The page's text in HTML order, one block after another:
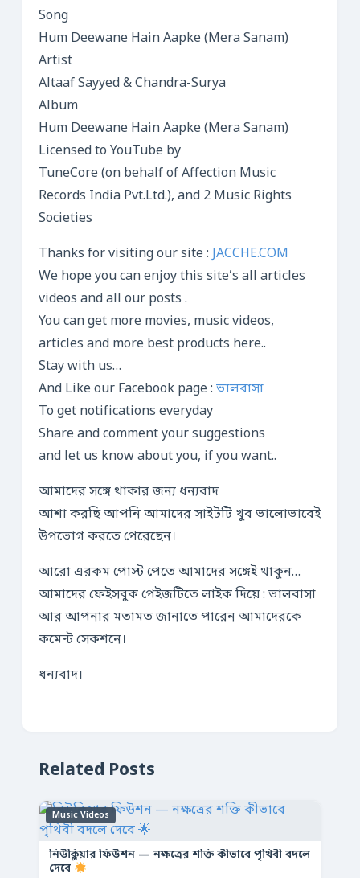
Song
Hum Deewane Hain Aapke (Mera Sanam)
Artist
Altaaf Sayyed & Chandra-Surya
Album
Hum Deewane Hain Aapke (Mera Sanam)
Licensed to YouTube by
TuneCore (on behalf of Affection Music
Records India Pvt.Ltd.), and 2 Music Rights
Societies
Thanks for visiting our site : JACCHE.COM
We hope you can enjoy this site’s all articles
videos and all our posts .
You can get more movies, music videos,
articles and more best products here..
Stay with us…
And Like our Facebook page : ভালবাসা
To get notifications everyday
Share and comment your suggestions
and let us know about you, if you want..
আমাদের সঙ্গে থাকার জন্য ধন্যবাদ
আশা করছি আপনি আমাদের সাইটটি খুব ভালোভাবেই
উপভোগ করতে পেরেছেন।
আরো এরকম পোস্ট পেতে আমাদের সঙ্গেই থাকুন…
আমাদের ফেইসবুক পেইজটিতে লাইক দিয়ে : ভালবাসা
আর আপনার মতামত জানাতে পারেন আমাদেরকে
কমেন্ট সেকশনে।
ধন্যবাদ।
Related Posts
Music Videos
নিউক্লিয়ার ফিউশন — নক্ষত্রের শক্তি কীভাবে পৃথিবী বদলে
দেবে